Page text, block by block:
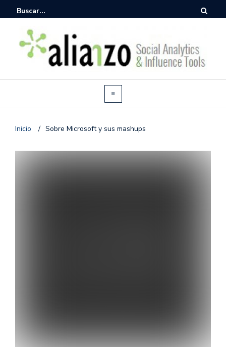
Inicio / Sobre Microsoft y sus mashups